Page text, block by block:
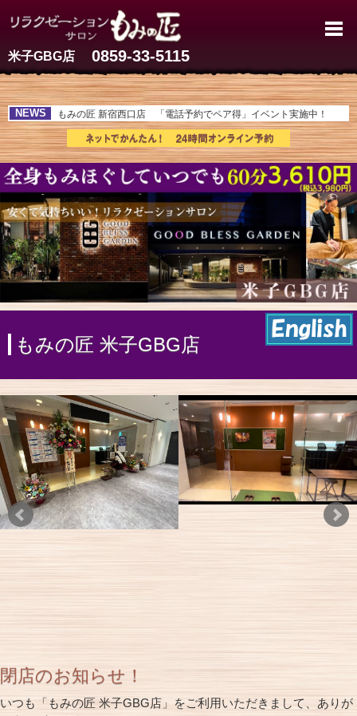
米子GBG店 0859-33-5115
NEWS もみの匠 新宿西口店 「電話予約でペア得」イベント実施中！
もみの匠 米子GBG店
閉店のお知らせ！
いつも「もみの匠 米子GBG店」をご利用いただきまして、ありが